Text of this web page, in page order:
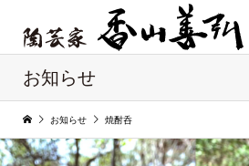
お知らせ
お知らせ 焼酎呑